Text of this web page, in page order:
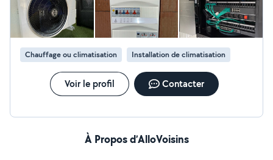
Chauffage ou climatisation Installation de climatisation
Voir le profil Contacter
À Propos d’AlloVoisins